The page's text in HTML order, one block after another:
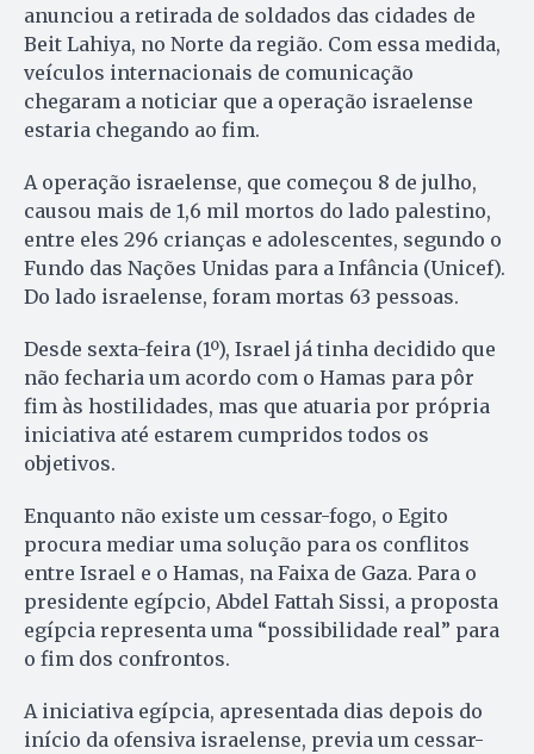
anunciou a retirada de soldados das cidades de
Beit Lahiya, no Norte da região. Com essa medida,
veículos internacionais de comunicação
chegaram a noticiar que a operação israelense
estaria chegando ao fim.
A operação israelense, que começou 8 de julho,
causou mais de 1,6 mil mortos do lado palestino,
entre eles 296 crianças e adolescentes, segundo o
Fundo das Nações Unidas para a Infância (Unicef).
Do lado israelense, foram mortas 63 pessoas.
Desde sexta-feira (1º), Israel já tinha decidido que
não fecharia um acordo com o Hamas para pôr
fim às hostilidades, mas que atuaria por própria
iniciativa até estarem cumpridos todos os
objetivos.
Enquanto não existe um cessar-fogo, o Egito
procura mediar uma solução para os conflitos
entre Israel e o Hamas, na Faixa de Gaza. Para o
presidente egípcio, Abdel Fattah Sissi, a proposta
egípcia representa uma “possibilidade real” para
o fim dos confrontos.
A iniciativa egípcia, apresentada dias depois do
início da ofensiva israelense, previa um cessar-